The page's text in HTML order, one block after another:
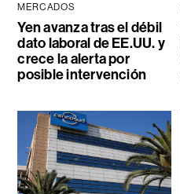
MERCADOS
Yen avanza tras el débil
dato laboral de EE.UU. y
crece la alerta por
posible intervención